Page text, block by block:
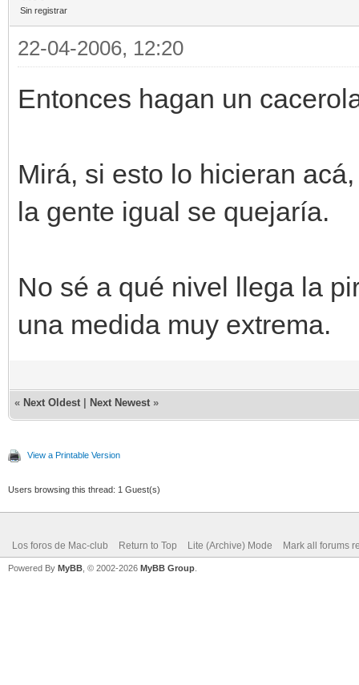
Sin registrar
22-04-2006, 12:20
Entonces hagan un
Mirá, si esto lo hicieran
la gente igual se quejaría.
No sé a qué nivel llega la
una medida muy extrema.
« Next Oldest Next Newest »
View a Printable Version
Users browsing this thread: 1 Guest(s)
Los foros de Mac-club Return to Top Lite (Archive) Mode Mark all forums
Powered By MyBB , © 2002-2026 MyBB Group